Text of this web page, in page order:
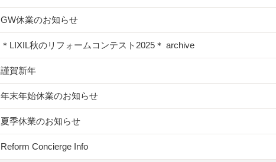
GW休業のお知らせ
＊LIXIL秋のリフォームコンテスト2025＊ archive
謹賀新年
年末年始休業のお知らせ
夏季休業のお知らせ
Reform Concierge Info